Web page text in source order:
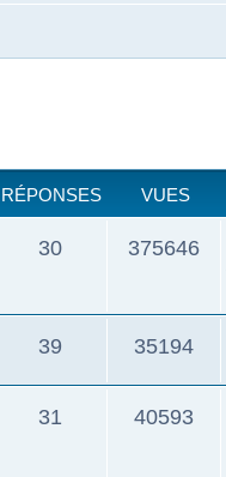
RÉPONSES VUES
30 375646
39 35194
31 40593